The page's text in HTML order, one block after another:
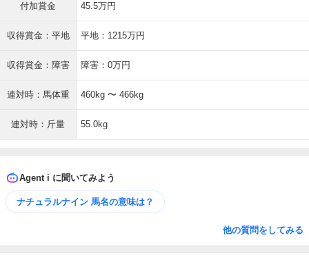
付加賞金 45.5万円
収得賞金：平地 平地：1215万円
収得賞金：障害 障害：0万円
連対時：馬体重 460kg 〜 466kg
連対時：斤量 55.0kg
Agent i に聞いてみよう
ナチュラルナイン 馬名の意味は？
他の質問をしてみる